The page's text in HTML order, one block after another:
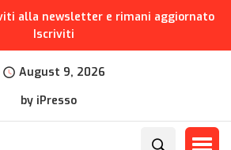
alla newsletter e rimani aggiornato
Iscriviti
August 9, 2026
by iPresso